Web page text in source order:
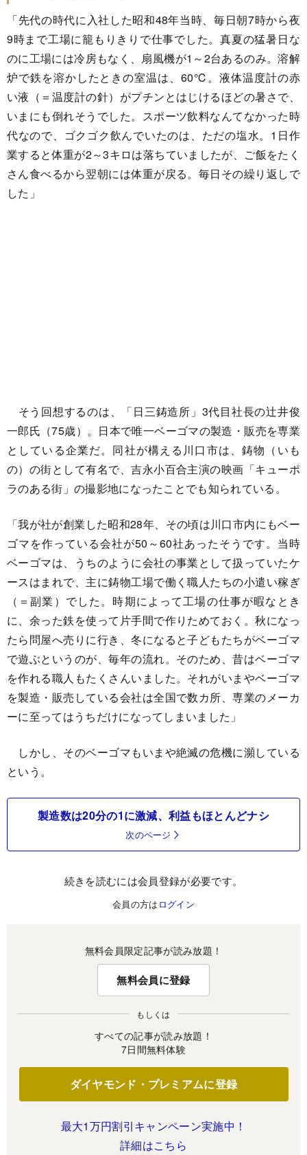
「先代の時代に入社した昭和48年当時、毎日朝7時から夜
9時まで工場に籠もりきりで仕事でした。真夏の猛暑日な
のに工場には冷房もなく、扇風機が1～2台あるのみ。溶解
炉で鉄を溶かしたときの室温は、60℃。液体温度計の赤
い液（＝温度計の針）がプチンとはじけるほどの暑さで、
いまにも倒れそうでした。スポーツ飲料なんてなかった時
代なので、ゴクゴク飲んでいたのは、ただの塩水。1日作
業すると体重が2～3キロは落ちていましたが、ご飯をたく
さん食べるから翌朝には体重が戻る。毎日その繰り返しで
した」
そう回想するのは、「日三鋳造所」3代目社長の辻井俊
一郎氏（75歳）。日本で唯一ベーゴマの製造・販売を専業
としている企業だ。同社が構える川口市は、鋳物（いも
の）の街として有名で、吉永小百合主演の映画「キューポ
ラのある街」の撮影地になったことでも知られている。
「我が社が創業した昭和28年、その頃は川口市内にもベー
ゴマを作っている会社が50～60社あったそうです。当時
ベーゴマは、うちのように会社の事業として扱っていたケ
ースはまれで、主に鋳物工場で働く職人たちの小遣い稼ぎ
（＝副業）でした。時期によって工場の仕事が暇なとき
に、余った鉄を使って片手間で作りためておく。秋になっ
たら問屋へ売りに行き、冬になると子どもたちがベーゴマ
で遊ぶというのが、毎年の流れ。そのため、昔はベーゴマ
を作れる職人もたくさんいました。それがいまやベーゴマ
を製造・販売している会社は全国で数カ所、専業のメーカ
ーに至ってはうちだけになってしまいました」
しかし、そのベーゴマもいまや絶滅の危機に瀕している
という。
製造数は20分の1に激減、利益もほとんどナシ
次のページ
続きを読むには会員登録が必要です。
会員の方は ログイン
無料会員限定記事が読み放題！
無料会員に登録
もしくは
すべての記事が読み放題！
7日間無料体験
ダイヤモンド・プレミアムに登録
最大1万円割引キャンペーン実施中！
詳細はこちら